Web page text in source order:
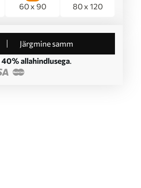
60 x 90 80 x 120
Järgmine samm
40% allahindlusega.